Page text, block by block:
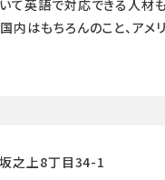
て英語で対応できる人材も
内はもちろんのこと、ア
之上8丁目34-1